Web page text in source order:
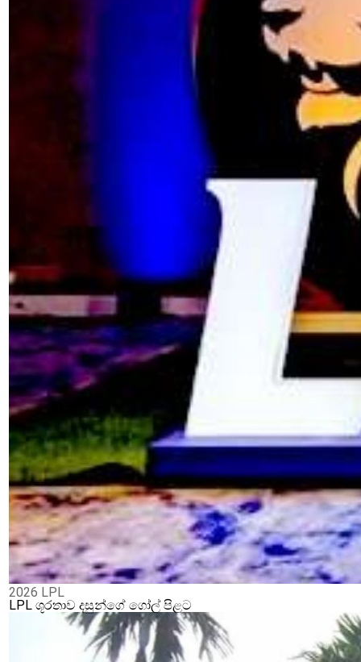
2026 LPL
LPL ශූරතාව දසුන්ගේ ගෝල් පිළට